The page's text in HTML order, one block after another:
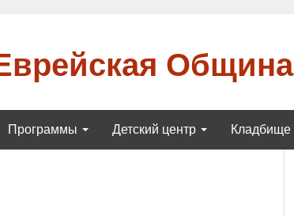
Община
Программы Детский центр Кладбище